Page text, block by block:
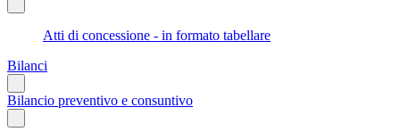
Atti di concessione - in formato tabellare
Bilanci
Bilancio preventivo e consuntivo